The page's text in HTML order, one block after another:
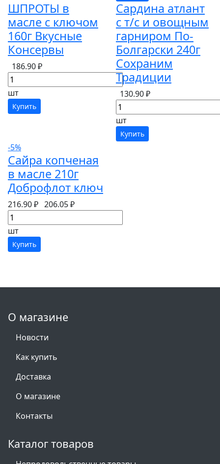
ШПРОТЫ в
масле с ключом
160г Вкусные
Консервы
186.90 ₽
шт
Купить
Сардина атлант
с т/с и овощным
гарниром По-
Болгарски 240г
Сохраним
Традиции
130.90 ₽
шт
Купить
-5%
Сайра копченая
в масле 210г
Доброфлот ключ
216.90 ₽ 206.05 ₽
шт
Купить
О магазине
Новости
Как купить
Доставка
О магазине
Контакты
Каталог товаров